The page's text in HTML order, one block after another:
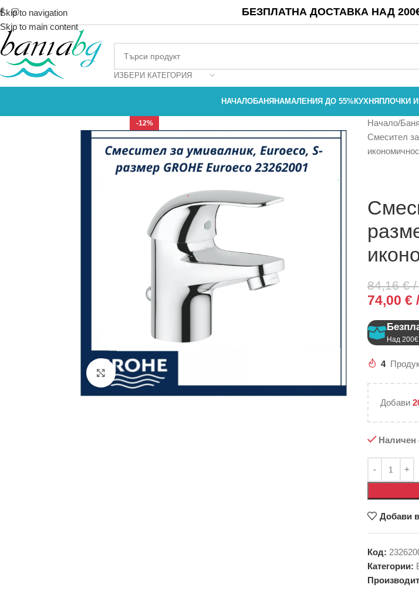
Skip to navigation
Skip to main content
БЕЗПЛАТНА ДОСТАВКА НАД
ИЗБЕРИ КАТЕГОРИЯ
НАЧАЛОБАНЯ НАМАЛЕНИЯ ДО 55%КУХНЯ ПЛОЧКИ
-12%
Click to enlarge
Начало Баня
Смесител
84,16€/
74,00 €
Над
4
Добави
Наличен
Добави
Код:
Категории: